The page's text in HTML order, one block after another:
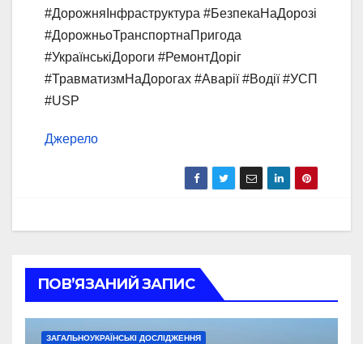
#ДорожняІнфраструктура #БезпекаНаДорозі
#ДорожньоТранспортнаПригода
#УкраїнськіДороги #РемонтДоріг
#ТравматизмНаДорогах #Аварії #Водії #УСП
#USP
Джерело
ПОВ’ЯЗАНИЙ ЗАПИС
ЗАГАЛЬНОУКРАЇНСЬКІ ДОСЛІДЖЕННЯ